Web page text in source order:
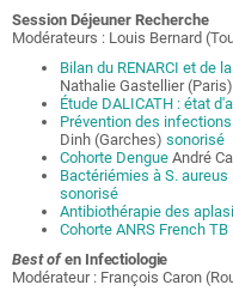
Session Déjeuner Recherche
Modérateurs : Louis Bernard
Bilan du RENARCI et de
Nathalie Gastellier (Paris)
Étude DALICATH : état
Prévention des
Dinh (Garches) sonorisé
Cohorte Dengue André
Bactériémies à S.
sonorisé
Antibiothérapie des
Cohorte ANRS French TB
Best ofen Infectiologie
Modérateur : François Caron